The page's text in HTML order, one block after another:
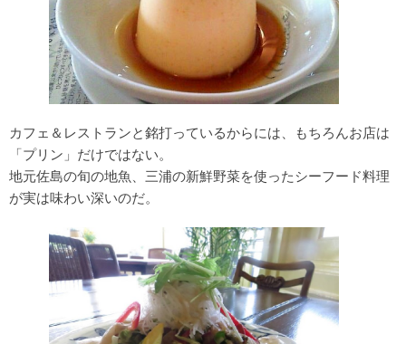
カフェ＆レストランと銘打っているからには、もちろんお店は
「プリン」だけではない。
地元佐島の旬の地魚、三浦の新鮮野菜を使ったシーフード料理
が実は味わい深いのだ。